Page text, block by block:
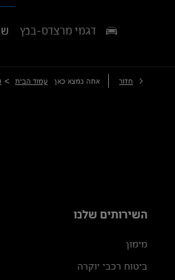
דגמי מרצדס-בנץ
חזור אתה נמצא כאן עמוד הבית >
השירותים שלנו
מימון
ביטוח רכבי יוקרה